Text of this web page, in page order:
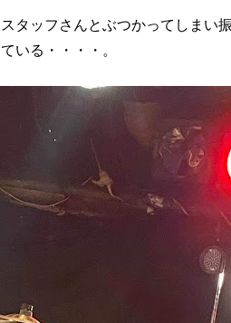
タッフさんとぶつかってしまい
いる・・・・。